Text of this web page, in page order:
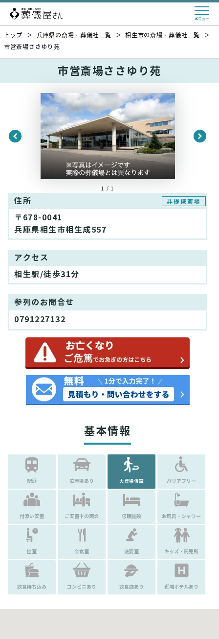
トップ ＞ 兵庫県の斎場・葬儀社一覧 ＞ 相生市の斎場・葬儀社一覧
＞
市営斎場ささゆり苑
市営斎場ささゆり苑
1 / 1
住所 非提携斎場
〒678-0041
兵庫県相生市相生成557
アクセス
相生駅/徒歩31分
参列のお問合せ
0791227132
基本情報
駅近 駐車場あり 火葬場併設 バリアフリー
付添い安置 ご安置中の面会 仮眠施設 お風呂・シャワー
控室 会食室 法要室 キッズ・託児所
飲食持ち込み コンビニあり 飲食店あり 近隣ホテルあり